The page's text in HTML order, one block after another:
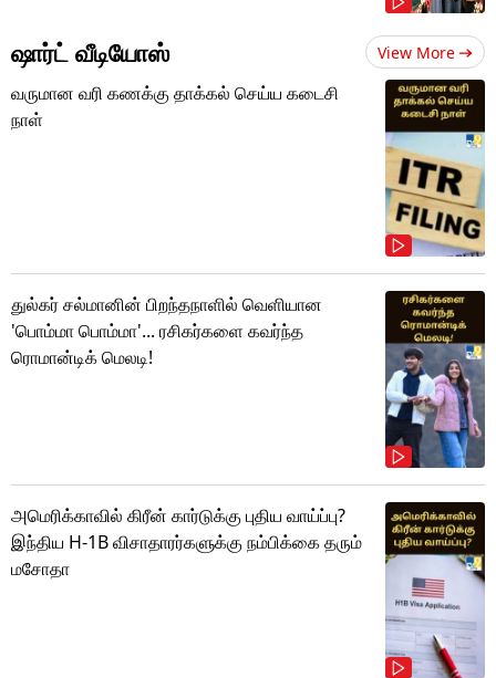
ஷார்ட் வீடியோஸ் View More
வருமான வரி கணக்கு தாக்கல் செய்ய கடைசி
நாள்
துல்கர் சல்மானின் பிறந்தநாளில் வெளியான
'பொம்மா பொம்மா'... ரசிகர்களை கவர்ந்த
ரொமான்டிக் மெலடி!
அமெரிக்காவில் கிரீன் கார்டுக்கு புதிய வாய்ப்பு?
இந்திய H-1B விசாதாரர்களுக்கு நம்பிக்கை தரும்
மசோதா